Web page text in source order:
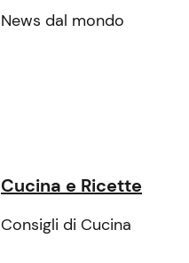
News dal mondo
Cucina e Ricette
Consigli di Cucina